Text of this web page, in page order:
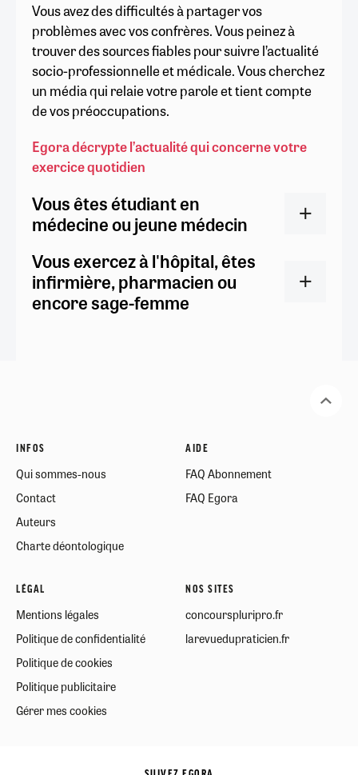
Vous avez des difficultés à partager vos
problèmes avec vos confrères. Vous peinez à
trouver des sources fiables pour suivre l’actualité
socio-professionnelle et médicale. Vous cherchez
un média qui relaie votre parole et tient compte
de vos préoccupations.
Egora décrypte l’actualité qui concerne votre
exercice quotidien
Vous êtes étudiant en
médecine ou jeune médecin
Vous exercez à l'hôpital, êtes
infirmière, pharmacien ou
encore sage-femme
INFOS
Qui sommes-nous
Contact
Auteurs
Charte déontologique
AIDE
FAQ Abonnement
FAQ Egora
LÉGAL
Mentions légales
Politique de confidentialité
Politique de cookies
Politique publicitaire
Gérer mes cookies
NOS SITES
concourspluripro.fr
larevuedupraticien.fr